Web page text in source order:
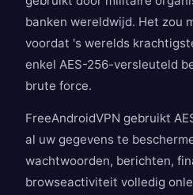
banken wereldwijd. Het zou
voordat 's werelds
enkel AES-256-versleuteld
brute force.
FreeAndroidVPN gebruikt
al uw gegevens te
wachtwoorden, berichten,
browseactiviteit volledig